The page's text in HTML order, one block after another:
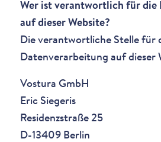
Wer ist verantwortlich für die
auf dieser Website?
Die verantwortliche Stelle für
Datenverarbeitung auf dieser
Vostura GmbH
Eric Siegeris
Residenzstraße 25
D-13409 Berlin